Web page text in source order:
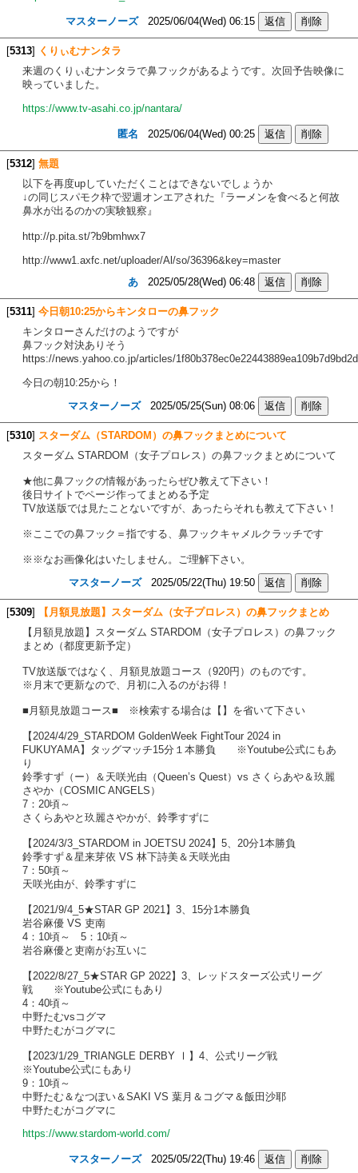
マスターノーズ2025/06/04(Wed) 06:15
[5313] くりぃむナンタラ
来週のくりぃむナンタラで鼻フックがあるようです。次回予告映像に
映っていました。
https://www.tv-asahi.co.jp/nantara/
匿名 2025/06/04(Wed) 00:25
[5312] 無題
以下を再度upしていただくことはできないでしょうか
↓の同じスパモク枠で翌週オンエアされた『ラーメンを食べると何故
鼻水が出るのかの実験観察』
http://p.pita.st/?b9bmhwx7
http://www1.axfc.net/uploader/Al/so/36396&key=master
あ 2025/05/28(Wed) 06:48
[5311] 今日朝10:25からキンタローの鼻フック
キンタローさんだけのようですが
鼻フック対決ありそう
https://news.yahoo.co.jp/articles/
今日の朝10:25から！
マスターノーズ2025/05/25(Sun) 08:06
[5310] スターダム（STARDOM）の鼻フックまとめについて
スターダム STARDOM（女子プロレス）の鼻フックまとめについて
★他に鼻フックの情報があったらぜひ教えて下さい！
後日サイトでページ作ってまとめる予定
TV放送版では見たことないですが、あったらそれも教えて下さい！
※ここでの鼻フック＝指でする、鼻フックキャメルクラッチです
※※なお画像化はいたしません。ご理解下さい。
マスターノーズ2025/05/22(Thu) 19:50
[5309]
【月額見放題】スターダム（女子プロレス）の鼻フックまとめ
【月額見放題】スターダム STARDOM（女子プロレス）の鼻フック
まとめ（都度更新予定）
TV放送版ではなく、月額見放題コース（920円）のものです。
※月末で更新なので、月初に入るのがお得！
■月額見放題コース■ ※検索する場合は【】を省いて下さい
【2024/4/29_STARDOM GoldenWeek FightTour 2024 in
FUKUYAMA】タッグマッチ15分１本勝負 ※Youtube公式にもあ
り
鈴季すず（ー）＆天咲光由（Queen’s Quest）vs さくらあや＆玖麗
さやか（COSMIC ANGELS）
7：20頃～
さくらあやと玖麗さやかが、鈴季すずに
【2024/3/3_STARDOM in JOETSU 2024】5、20分1本勝負
鈴季すず＆星来芽依 VS 林下詩美＆天咲光由
7：50頃～
天咲光由が、鈴季すずに
【2021/9/4_5★STAR GP 2021】3、15分1本勝負
岩谷麻優 VS 吏南
4：10頃～ 5：10頃～
岩谷麻優と吏南がお互いに
【2022/8/27_5★STAR GP 2022】3、レッドスターズ公式リーグ
戦 ※Youtube公式にもあり
4：40頃～
中野たむvsコグマ
中野たむがコグマに
【2023/1/29_TRIANGLE DERBY Ⅰ】4、公式リーグ戦
※Youtube公式にもあり
9：10頃～
中野たむ＆なつぽい＆SAKI VS 葉月＆コグマ＆飯田沙耶
中野たむがコグマに
https://www.stardom-world.com/
マスターノーズ2025/05/22(Thu) 19:46